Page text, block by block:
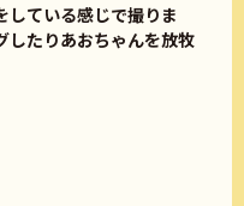
している感じで撮りま
したりあおちゃんを放牧